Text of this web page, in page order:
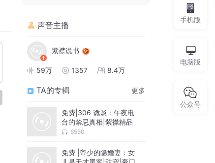
声音主播
紫襟说书
59万 1357 8.4万
TA的专辑 更多
免费|306 诡谈：午夜电
台的禁忌真相|紫襟精品
6550
免费 |帝少的隐婚妻：女
手机版
电脑版
公众号